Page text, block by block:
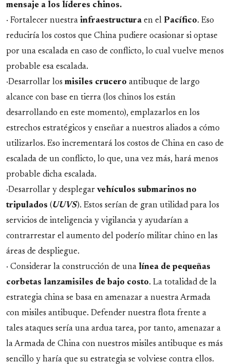
mensaje a los líderes chinos.
· Fortalecer nuestra infraestructura en el Pacífico. Eso
reduciría los costos que China pudiere ocasionar si optase
por una escalada en caso de conflicto, lo cual vuelve menos
probable esa escalada.
·Desarrollar los misiles crucero antibuque de largo
alcance con base en tierra (los chinos los están
desarrollando en este momento), emplazarlos en los
estrechos estratégicos y enseñar a nuestros aliados a cómo
utilizarlos. Eso incrementará los costos de China en caso de
escalada de un conflicto, lo que, una vez más, hará menos
probable dicha escalada.
·Desarrollar y desplegar vehículos submarinos no
tripulados (UUVS). Estos serían de gran utilidad para los
servicios de inteligencia y vigilancia y ayudarían a
contrarrestar el aumento del poderío militar chino en las
áreas de despliegue.
· Considerar la construcción de una línea de pequeñas
corbetas lanzamisiles de bajo costo. La totalidad de la
estrategia china se basa en amenazar a nuestra Armada
con misiles antibuque. Defender nuestra flota frente a
tales ataques sería una ardua tarea, por tanto, amenazar a
la Armada de China con nuestros misiles antibuque es más
sencillo y haría que su estrategia se volviese contra ellos.